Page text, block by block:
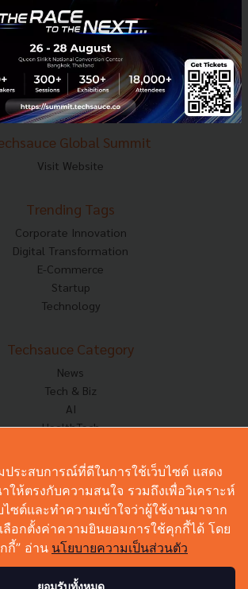
Techsauce Media
About Techsauce
Techsauce Services
Privacy Policy
ส่งบทความ
Global Summit
Visit Website
Trending Tags
Corporate Innovation
Digital Transformation
E-Commerce
Startup
Technology
Techsauce Category
News
Tech & Biz
AI
HealthTech
Corp Innov
Saucy Thoughts
Sustainable
Videos
Podcast
ประสบการณ์ที่ดีในการใช้เว็บไซต์ แสดง
ห้ตรงกับความสนใจ รวมถึงเพื่อวิเคราะห์
ไซต์และทำความเข้าใจว่าผู้ใช้งานมาจาก
อกตั้งค่าความยินยอมการใช้คุกกี้ได้ โดย
กี้” อ่าน นโยบายความเป็นส่วนตัว
ยอมรับทั้งหมด